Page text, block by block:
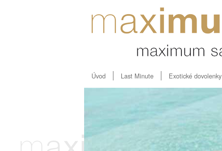
Úvod Last Minute Exotické dovolenky